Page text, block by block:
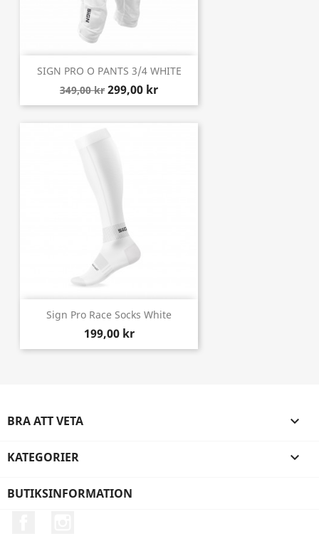
SIGN PRO O PANTS 3/4 WHITE
349,00 kr 299,00 kr
Sign Pro Race Socks White
199,00 kr
BRA ATT VETA 
KATEGORIER 
BUTIKSINFORMATION